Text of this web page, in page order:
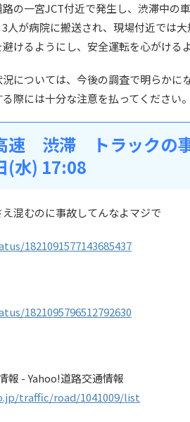
の一宮JCT付近で発生し、渋滞中の
人が病院に搬送され、現場付近では
けるようにし、安全運転を心がける
については、今後の調査で明らかに
際には十分な注意を払ってください。
高速 渋滞 トラックの
(水) 17:08
混むのに事故してんなよマジで
1821091577143685437
1821095796512792630
報 - Yahoo!道路交通情報
traffic/road/1041009/list